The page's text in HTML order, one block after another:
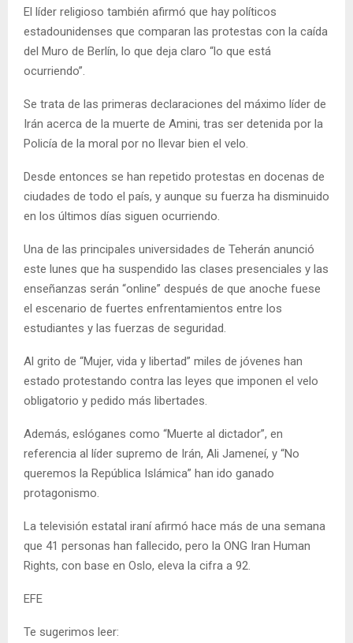
El líder religioso también afirmó que hay políticos
estadounidenses que comparan las protestas con la caída
del Muro de Berlín, lo que deja claro “lo que está
ocurriendo”.
Se trata de las primeras declaraciones del máximo líder de
Irán acerca de la muerte de Amini, tras ser detenida por la
Policía de la moral por no llevar bien el velo.
Desde entonces se han repetido protestas en docenas de
ciudades de todo el país, y aunque su fuerza ha disminuido
en los últimos días siguen ocurriendo.
Una de las principales universidades de Teherán anunció
este lunes que ha suspendido las clases presenciales y las
enseñanzas serán “online” después de que anoche fuese
el escenario de fuertes enfrentamientos entre los
estudiantes y las fuerzas de seguridad.
Al grito de “Mujer, vida y libertad” miles de jóvenes han
estado protestando contra las leyes que imponen el velo
obligatorio y pedido más libertades.
Además, eslóganes como “Muerte al dictador”, en
referencia al líder supremo de Irán, Ali Jameneí, y “No
queremos la República Islámica” han ido ganado
protagonismo.
La televisión estatal iraní afirmó hace más de una semana
que 41 personas han fallecido, pero la ONG Iran Human
Rights, con base en Oslo, eleva la cifra a 92.
EFE
Te sugerimos leer: